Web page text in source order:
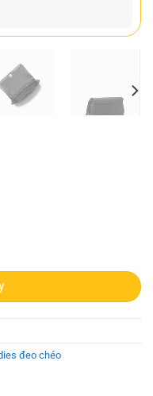
Md Conv Pouchette
đeo chéo